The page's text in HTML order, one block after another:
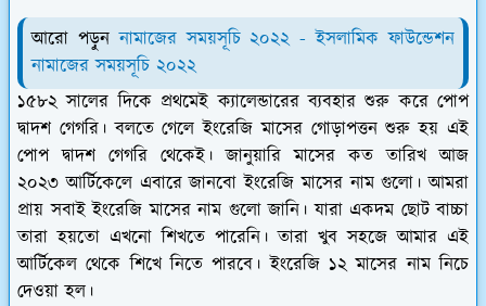
আরো পড়ুননামাজের সময়সূচি ২০২২ - ইসলামিক ফাউন্ডেশন
নামাজের সময়সূচি ২০২২
১৫৮২ সালের দিকে প্রথমেই ক্যালেন্ডারের ব্যবহার শুরু করে পোপ
দ্বাদশ গেগরি। বলতে গেলে ইংরেজি মাসের গোড়াপত্তন শুরু হয় এই
পোপ দ্বাদশ গেগরি থেকেই। জানুয়ারি মাসের কত তারিখ আজ
২০২৩ আর্টিকেলে এবারে জানবো ইংরেজি মাসের নাম গুলো। আমরা
প্রায় সবাই ইংরেজি মাসের নাম গুলো জানি। যারা একদম ছোট বাচ্চা
তারা হয়তো এখনো শিখতে পারেনি। তারা খুব সহজে আমার এই
আর্টিকেল থেকে শিখে নিতে পারবে। ইংরেজি ১২ মাসের নাম নিচে
দেওয়া হল।